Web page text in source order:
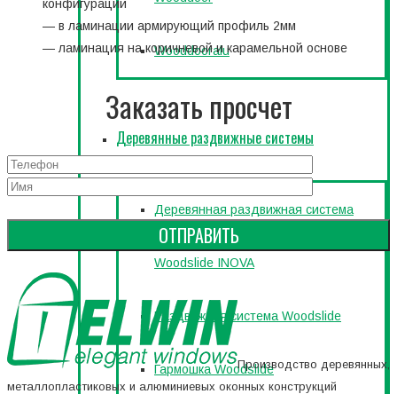
Wooddooralu
Деревянные раздвижные системы
Деревянная раздвижная система
Woodslide INOVA
Раздвижная система Woodslide
Гармошка Woodslide
конфигурации
— в ламинации армирующий профиль 2мм
— ламинация на коричневой и карамельной основе
Заказать просчет
Производство деревянных,
металлопластиковых и алюминиевых оконных конструкций